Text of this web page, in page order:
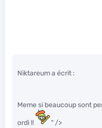
Niktareum a écrit :
Meme si beaucoup sont
ordi !! " />